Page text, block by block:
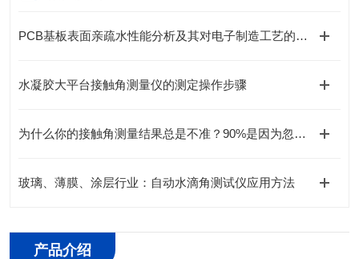
PCB基板表面亲疏水性能分析及其对电子制造工艺的影响
水凝胶大平台接触角测量仪的测定操作步骤
为什么你的接触角测量结果总是不准？90%是因为忽视了这些细节
玻璃、薄膜、涂层行业：自动水滴角测试仪应用方法
产品介绍